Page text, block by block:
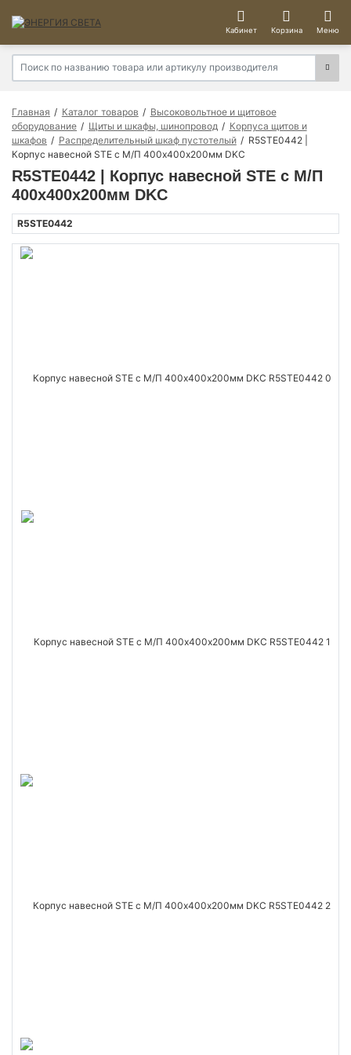
Кабинет Корзина Меню
Главная Каталог товаров
Высоковольтное и щитовое
оборудование
Щиты и шкафы, шинопровод
Корпуса щитов и
шкафов
Распределительный шкаф пустотелый
R5STE0442 |
Корпус навесной STE с М/П 400х400х200мм DKC
R5STE0442 | Корпус навесной STE с М/П
400х400х200мм DKC
R5STE0442